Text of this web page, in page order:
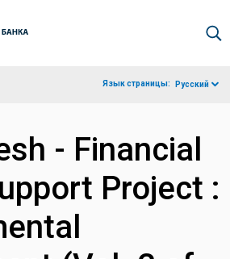
Язык страницы: Русский
- Financial
Project :